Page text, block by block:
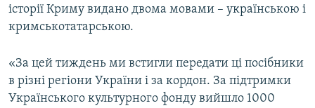
історії Криму видано двома мовами – українською і
кримськотатарською.
«За цей тиждень ми встигли передати ці посібники
в різні регіони України і за кордон. За підтримки
Українського культурного фонду вийшло 1000